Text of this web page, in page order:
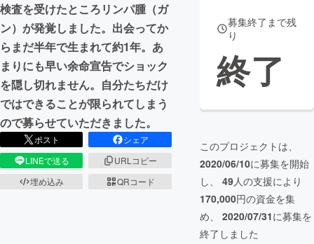
検査を受けたところリンパ腫（ガ
ン）が発覚しました。出会ってか
らまだ半年で生まれて約1年。あ
まりにも早い余命宣告でショック
を隠し切れません。自分たちだけ
ではできることが限られてしまう
ので募らせていただきました。
ポスト
シェア
LINEで送る
URLコピー
埋め込み
QRコード
募集終了まで残
り
終了
このプロジェクトは、
2020/06/10に募集を開始
し、 49人の支援により
170,000円の資金を集
め、 2020/07/31に募集を
終了しました